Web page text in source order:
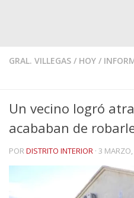
GRAL. VILLEGAS / HOY /
Un vecino logró
acababan de
PORDISTRITO INTERIOR · 3